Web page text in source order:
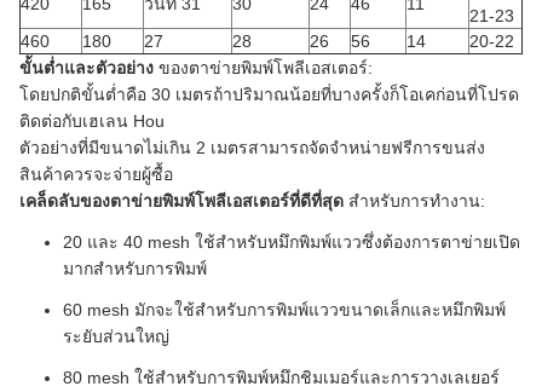
21-23
460
180 27 28 26 56 14
20-22
ขั้นต่ำและตัวอย่าง ของตาข่ายพิมพ์โพลีเอสเตอร์:
โดยปกติขั้นต่ำคือ 30 เมตรถ้าปริมาณน้อยที่บางครั้งก็โอเคก่อนที่โปรด
ติดต่อกับเฮเลน Hou
ตัวอย่างที่มีขนาดไม่เกิน 2 เมตรสามารถจัดจำหน่ายฟรีการขนส่ง
สินค้าควรจะจ่ายผู้ซื้อ
เคล็ดลับของตาข่ายพิมพ์โพลีเอสเตอร์ที่ดีที่สุด สำหรับการทำงาน:
20 และ 40 mesh ใช้สำหรับหมึกพิมพ์แววซึ่งต้องการตาข่ายเปิด
มากสำหรับการพิมพ์
60 mesh มักจะใช้สำหรับการพิมพ์แววขนาดเล็กและหมึกพิมพ์
ระยับส่วนใหญ่
80 mesh ใช้สำหรับการพิมพ์หมึกชิมเมอร์และการวางเลเยอร์